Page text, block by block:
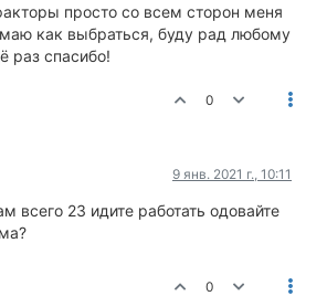
просто со всем сторон меня
как выбраться, буду рад любому
раз спасибо!
0
9 янв. 2021 г., 10:11
всего 23 идите работать одовайте
0